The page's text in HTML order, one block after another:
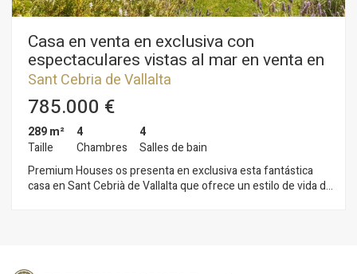
Casa en venta en exclusiva con
espectaculares vistas al mar en venta en
Sant Cebrià de Vallalta
Sant Cebria de Vallalta
785.000 €
289 m²
Taille
4
Chambres
4
Salles de bain
Premium Houses os presenta en exclusiva esta fantástica
casa en Sant Cebrià de Vallalta que ofrece un estilo de vida de